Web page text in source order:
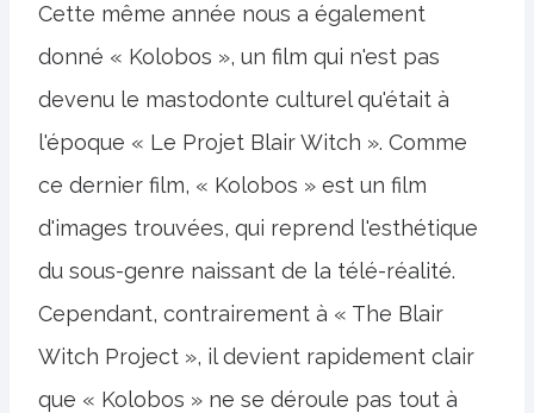
Cette même année nous a également
donné « Kolobos », un film qui n'est pas
devenu le mastodonte culturel qu'était à
l'époque « Le Projet Blair Witch ». Comme
ce dernier film, « Kolobos » est un film
d'images trouvées, qui reprend l'esthétique
du sous-genre naissant de la télé-réalité.
Cependant, contrairement à « The Blair
Witch Project », il devient rapidement clair
que « Kolobos » ne se déroule pas tout à